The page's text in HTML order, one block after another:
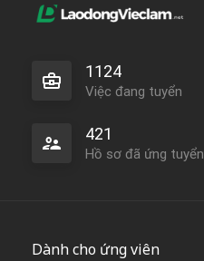
1124
Việc đang tuyển
421
Hồ sơ đã ứng tuyển
Dành cho ứng viên